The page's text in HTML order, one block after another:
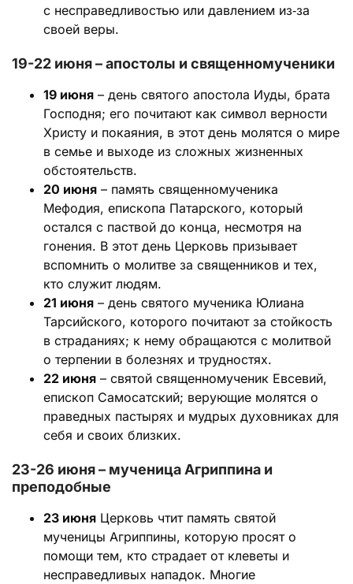
с несправедливостью или давлением из‑за
своей веры.
19-22 июня – апостолы и священномученики
19 июня – день святого апостола Иуды, брата
Господня; его почитают как символ верности
Христу и покаяния, в этот день молятся о мире
в семье и выходе из сложных жизненных
обстоятельств.
20 июня – память священномученика
Мефодия, епископа Патарского, который
остался с паствой до конца, несмотря на
гонения. В этот день Церковь призывает
вспомнить о молитве за священников и тех,
кто служит людям.
21 июня – день святого мученика Юлиана
Тарсийского, которого почитают за стойкость
в страданиях; к нему обращаются с молитвой
о терпении в болезнях и трудностях.
22 июня – святой священномученик Евсевий,
епископ Самосатский; верующие молятся о
праведных пастырях и мудрых духовниках для
себя и своих близких.
23-26 июня – мученица Агриппина и
преподобные
23 июня Церковь чтит память святой
мученицы Агриппины, которую просят о
помощи тем, кто страдает от клеветы и
несправедливых нападок. Многие